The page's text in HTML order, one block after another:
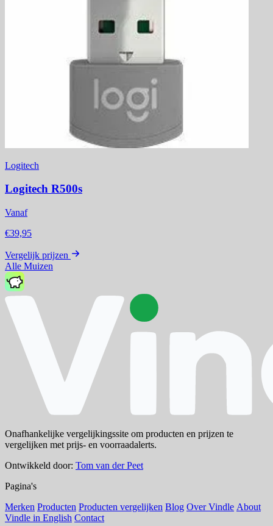
Logitech
Logitech R500s
Vanaf
€39,95
Vergelijk prijzen
Alle Muizen
Onafhankelijke vergelijkingssite om producten en prijzen te
vergelijken met prijs- en voorraadalerts.
Ontwikkeld door: Tom van der Peet
Pagina's
Merken Producten Producten vergelijken Blog Over Vindle About
Vindle in English Contact